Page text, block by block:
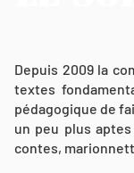
Depuis 2009 la
textes
pédagogique de
un peu plus
contes,